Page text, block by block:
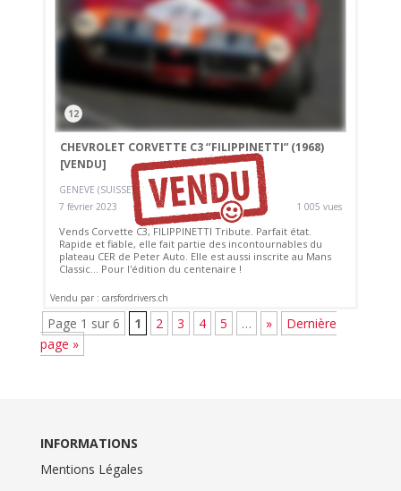
12
CHEVROLET CORVETTE C3 ‘’FILIPPINETTI” (1968)
[VENDU]
GENEVE (SUISSE)
7 février 2023
1 005 vues
Vends Corvette C3, FILIPPINETTI Tribute. Parfait état.
Rapide et fiable, elle fait partie des incontournables du
plateau CER de Peter Auto. Elle est aussi inscrite au Mans
Classic... Pour l'édition du centenaire !
Vendu par : carsfordrivers.ch
Page 1 sur 6 1 2 3 4 5 … »
Dernière
page »
INFORMATIONS
Mentions Légales